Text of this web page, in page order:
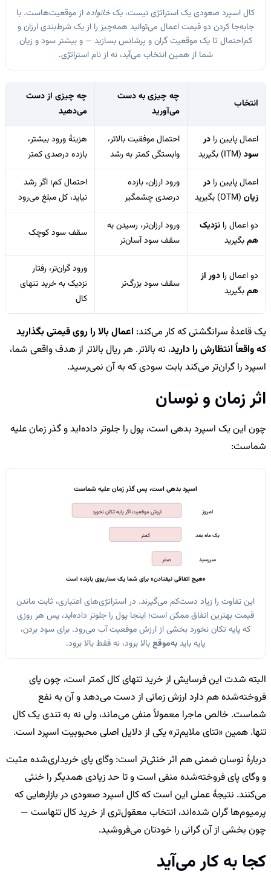
کال اسپرد صعودی یک استراتژی نیست، یکخانواده از موقعیت‌هاست. با
جابه‌جا کردن دو قیمت اعمال می‌توانید همه‌چیز را از یک شرط‌بندی ارزان و
کم‌احتمال تا یک موقعیت گران و پرشانس بسازید — و بیشتر سود و زیان
شما از همین انتخاب می‌آید، نه از نام استراتژی.
انتخاب
چه چیزی به دست
می‌آورید
چه چیزی از دست
می‌دهید
اعمال پایین را در
سود (ITM) بگیرید
احتمال موفقیت بالاتر،
وابستگی کمتر به رشد
هزینهٔ ورود بیشتر،
بازده درصدی کمتر
اعمال پایین را در
زیان (OTM) بگیرید
ورود ارزان، بازده
درصدی چشمگیر
احتمال کم؛ اگر رشد
نیاید، کل مبلغ می‌رود
دو اعمال را نزدیک
همبگیرید
ورود ارزان‌تر، رسیدن به
سقف سود آسان‌تر
سقف سود کوچک
دو اعمال را دور از
همبگیرید
سقف سود بزرگ‌تر
ورود گران‌تر، رفتار
نزدیک به خرید تنهای
کال
یک قاعدهٔ سرانگشتی که کار می‌کند: اعمال بالا را روی قیمتی بگذارید
که واقعاً انتظارش را دارید، نه بالاتر. هر ریال بالاتر از هدف واقعی شما،
اسپرد را گران‌تر می‌کند بابت سودی که به آن نمی‌رسید.
اثر زمان و نوسان
چون این یک اسپرد بدهی است، پول را جلوتر داده‌اید و گذر زمان علیه
شماست:
اسپرد بدهی است، پس گذر زمان علیه شماست
امروز ارزش موقعیت اگر پایه تکان نخورد
یک ماه بعد کمتر
سررسید صفر
«هیچ اتفاقی نیفتادن» برای شما یک سناریوی بازنده است
این تفاوت را زیاد دست‌کم می‌گیرند. در استراتژی‌های اعتباری، ثابت ماندن
قیمت بهترین اتفاق ممکن است؛ اینجا پول را جلوتر داده‌اید، پس هر روزی
که پایه تکان نخورد بخشی از ارزش موقعیت آب می‌رود. برای سود بردن،
پایه بایدبه‌موقعبالا برود، نه فقط بالا برود.
البته شدت این فرسایش از خرید تنهای کال کمتر است، چون پای
فروخته‌شده هم دارد ارزش زمانی از دست می‌دهد و آن به نفع
شماست. خالص ماجرا معمولاً منفی می‌ماند، ولی نه به تندی یک کال
تنها. همین «تتای ملایم‌تر» یکی از دلایل اصلی محبوبیت اسپرد است.
دربارهٔ نوسان ضمنی هم اثر خنثی‌تر است: وگای پای خریداری‌شده مثبت
و وگای پای فروخته‌شده منفی است و تا حد زیادی همدیگر را خنثی
می‌کنند. نتیجهٔ عملی این است که کال اسپرد صعودی در بازارهایی که
پرمیوم‌ها گران شده‌اند، انتخاب معقول‌تری از خرید کال تنهاست —
چون بخشی از آن گرانی را خودتان می‌فروشید.
کجا به کار می‌آید